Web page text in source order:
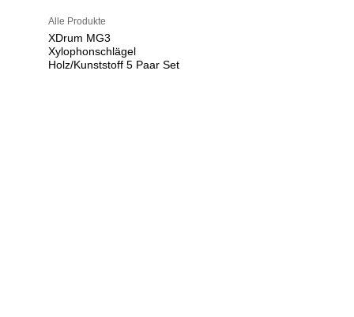
Alle Produkte
XDrum MG3
Xylophonschlägel
Holz/Kunststoff 5 Paar Set